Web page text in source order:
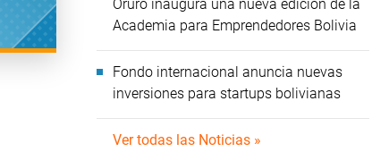
Oruro inaugura una nueva edición de la
Academia para Emprendedores Bolivia
Fondo internacional anuncia nuevas
inversiones para startups bolivianas
Ver todas las Noticias »